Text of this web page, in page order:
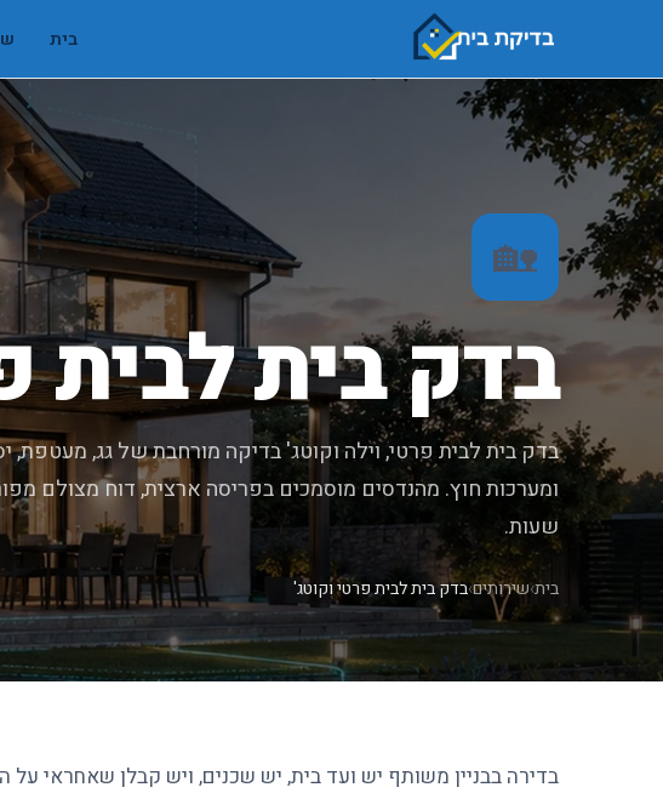
בית
🏡
בדק בית לבית
בדק בית לבית פרטי, וילה וקוטג' בדיקה מורחבת של גג, מעטפת,
שעות.
בית›שירותים›בדק בית לבית פרטי וקוטג'
בדירה בבניין משותף יש ועד בית, יש שכנים, ויש קבלן שאחראי